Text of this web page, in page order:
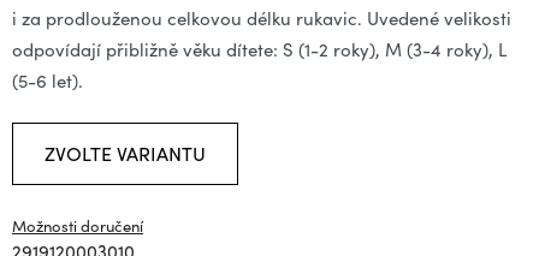
i za prodlouženou celkovou délku rukavic. Uvedené velikosti
odpovídají přibližně věku dítete: S (1-2 roky), M (3-4 roky), L
(5-6 let).
ZVOLTE VARIANTU
Možnosti doručení
2919120003010